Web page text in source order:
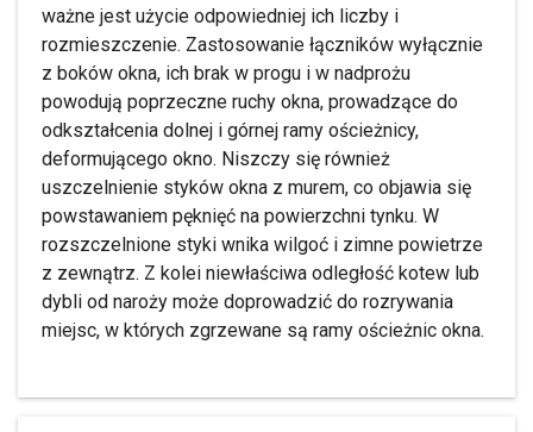
ważne jest użycie odpowiedniej ich liczby i
rozmieszczenie. Zastosowanie łączników wyłącznie
z boków okna, ich brak w progu i w nadprożu
powodują poprzeczne ruchy okna, prowadzące do
odkształcenia dolnej i górnej ramy ościeżnicy,
deformującego okno. Niszczy się również
uszczelnienie styków okna z murem, co objawia się
powstawaniem pęknięć na powierzchni tynku. W
rozszczelnione styki wnika wilgoć i zimne powietrze
z zewnątrz. Z kolei niewłaściwa odległość kotew lub
dybli od naroży może doprowadzić do rozrywania
miejsc, w których zgrzewane są ramy ościeżnic okna.